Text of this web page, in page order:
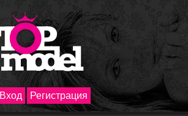
Вход Регистрация